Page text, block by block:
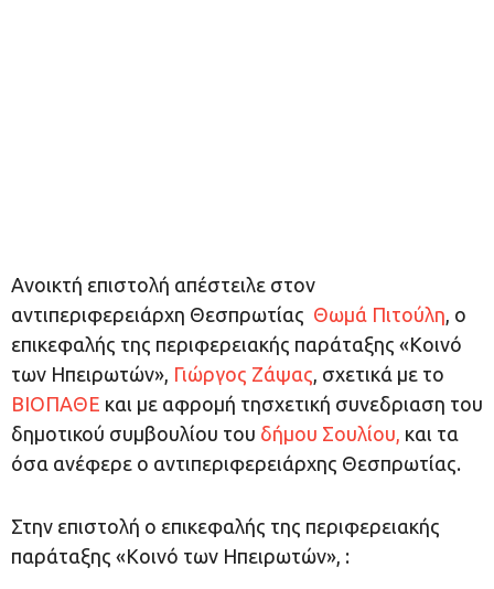
Ανοικτή επιστολή απέστειλε στον
αντιπεριφερειάρχη Θεσπρωτίας Θωμά Πιτούλη, ο
επικεφαλής της περιφερειακής παράταξης «Κοινό
των Ηπειρωτών», Γιώργος Ζάψας, σχετικά με το
ΒΙOΠΑΘΕ και με αφρομή τησχετική συνεδριαση του
δημοτικού συμβουλίου του δήμου Σουλίου, και τα
όσα ανέφερε ο αντιπεριφερειάρχης Θεσπρωτίας.
Στην επιστολή ο επικεφαλής της περιφερειακής
παράταξης «Κοινό των Ηπειρωτών», :